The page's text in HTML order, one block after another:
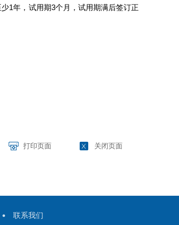
1年，试用期3个月，试用期满后签订正
打印页面 关闭页面
联系我们